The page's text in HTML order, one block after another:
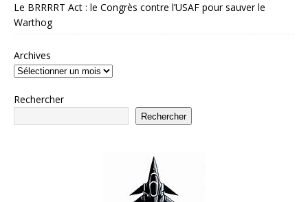
Le BRRRRT Act : le Congrès contre l’USAF pour sauver le
Warthog
Archives
Rechercher
Rechercher